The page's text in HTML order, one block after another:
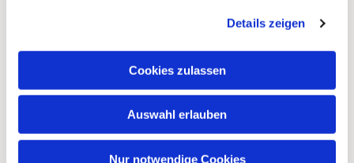
Details zeigen
Cookies zulassen
Auswahl erlauben
Nur notwendige Cookies